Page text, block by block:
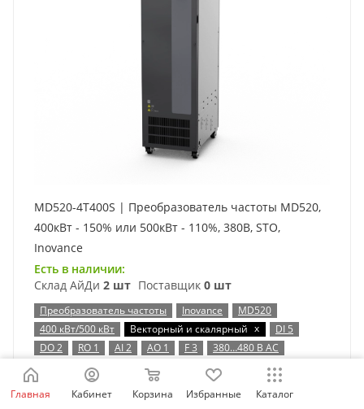
MD520-4T400S | Преобразователь частоты MD520,
400кВт - 150% или 500кВт - 110%, 380В, STO,
Inovance
Есть в наличии:
Склад АйДи 2 шт Поставщик 0 шт
Преобразователь частоты Inovance
MD520
400 кВт/500 кВт
Векторный и скалярный x
DI 5
DO 2
RO 1 AI 2 AO 1 F 3 380…480 В AC
Таблица выбора
Главная Кабинет Корзина Избранные Каталог